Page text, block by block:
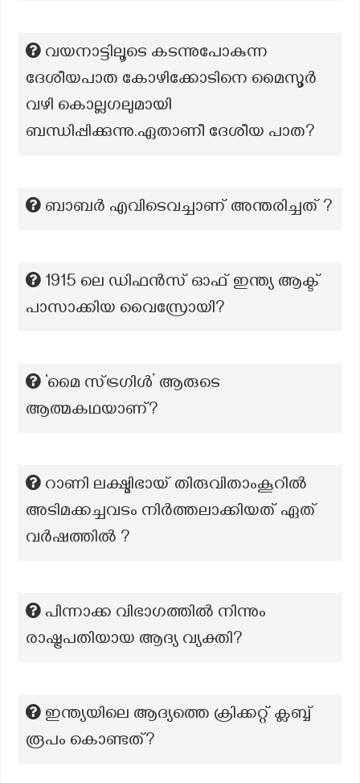
വയനാട്ടിലൂടെ കടന്നുപോകുന്ന
ദേശീയപാത കോഴിക്കോടിനെ മൈസൂർ
വഴി കൊല്ലഗലുമായി
ബന്ധിപ്പിക്കുന്നു.ഏതാണീ ദേശീയ പാത?
ബാബർ എവിടെവച്ചാണ് അന്തരിച്ചത് ?
1915 ലെ ഡിഫൻസ് ഓഫ് ഇന്ത്യ ആക്ട്
പാസാക്കിയ വൈസ്രോയി?
‘മൈ സ്ട്രഗിൾ’ ആരുടെ
ആത്മകഥയാണ്?
റാണി ലക്ഷ്മിഭായ് തിരുവിതാംകൂറിൽ
അടിമക്കച്ചവടം നിർത്തലാക്കിയത് ഏത്
വർഷത്തിൽ ?
പിന്നാക്ക വിഭാഗത്തിൽ നിന്നും
രാഷ്ട്രപതിയായ ആദ്യ വ്യക്തി?
ഇന്ത്യയിലെ ആദ്യത്തെ ക്രിക്കറ്റ് ക്ലബ്ബ്
രൂപം കൊണ്ടത്?